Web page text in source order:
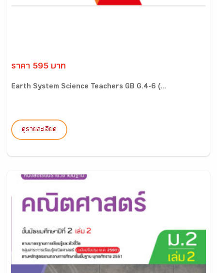
ราคา 595 บาท
Earth System Science Teachers GB G.4-6 (...
ดูรายละเอียด